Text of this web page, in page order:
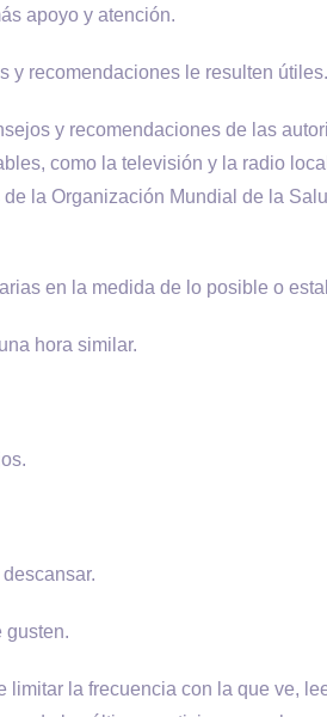
apoyo y atención.
y recomendaciones le resulten útiles.
y recomendaciones de las
como la televisión y la radio
la Organización Mundial de la
en la medida de lo posible o
hora similar.
gusten.
limitar la frecuencia con la que ve,